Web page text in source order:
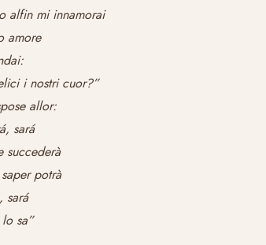
alfin mi innamorai
amore
i nostri cuor?”
allor:
sará
succederà
potrà
sará
lo sa”